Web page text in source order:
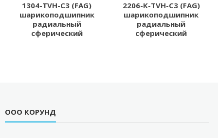
1304-TVH-C3 (FAG)
шарикоподшипник
радиальный
сферический
2206-K-TVH-C3 (FAG)
шарикоподшипник
радиальный
сферический
ООО КОРУНД